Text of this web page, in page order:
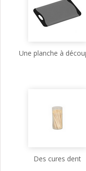
Une planche à
Des cures dent